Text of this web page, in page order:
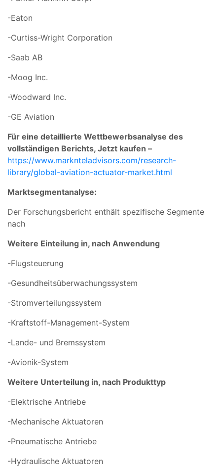
-Eaton
-Curtiss-Wright Corporation
-Saab AB
-Moog Inc.
-Woodward Inc.
-GE Aviation
Für eine detaillierte Wettbewerbsanalyse des
vollständigen Berichts, Jetzt kaufen –
https://www.marknteladvisors.com/research-
library/global-aviation-actuator-market.html
Marktsegmentanalyse:
Der Forschungsbericht enthält spezifische Segmente
nach
Weitere Einteilung in, nach Anwendung
-Flugsteuerung
-Gesundheitsüberwachungssystem
-Stromverteilungssystem
-Kraftstoff-Management-System
-Lande- und Bremssystem
-Avionik-System
Weitere Unterteilung in, nach Produkttyp
-Elektrische Antriebe
-Mechanische Aktuatoren
-Pneumatische Antriebe
-Hydraulische Aktuatoren